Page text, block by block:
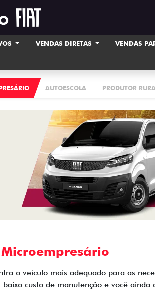
VENDAS DIRETAS VENDAS
AUTOESCOLA PRODUTOR
Microempresário
o veículo mais adequado para as
custo de manutenção e você